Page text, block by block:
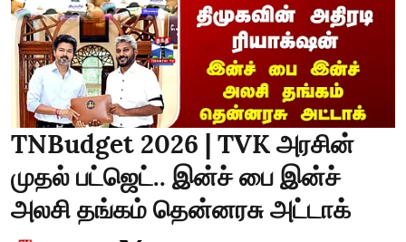
TNBudget 2026 | TVK அரசின்
முதல் பட்ஜெட்.. இன்ச் பை இன்ச்
அலசி தங்கம் தென்னரசு அட்டாக்